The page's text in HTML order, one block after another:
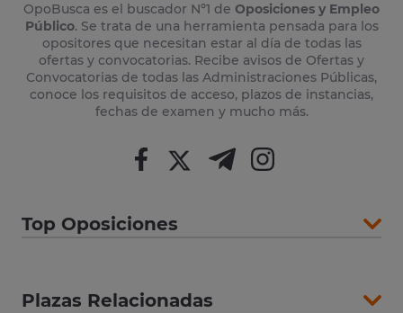
OpoBusca es el buscador Nº1 de Oposiciones y Empleo
Público. Se trata de una herramienta pensada para los
opositores que necesitan estar al día de todas las
ofertas y convocatorias. Recibe avisos de Ofertas y
Convocatorias de todas las Administraciones Públicas,
conoce los requisitos de acceso, plazos de instancias,
fechas de examen y mucho más.
Top Oposiciones
Plazas Relacionadas